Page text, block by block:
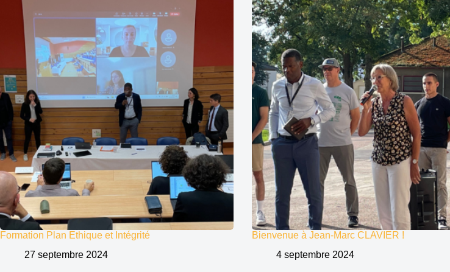
Formation Plan Ethique et Intégrité
27 septembre 2024
Bienvenue à Jean-Marc CLAVIER !
4 septembre 2024